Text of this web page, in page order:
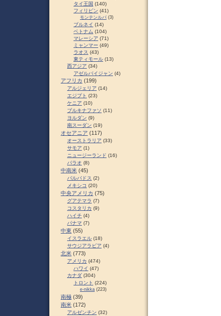
タイ王国 (140)
フィリピン (41)
モンテンルパ (3)
ブルネイ (14)
ベトナム (104)
マレーシア (71)
ミャンマー (49)
ラオス (43)
東ティモール (13)
西アジア (34)
アゼルバイジャン (4)
アフリカ (199)
アルジェリア (14)
エジプト (23)
ケニア (10)
ブルキナファソ (11)
ヨルダン (9)
南スーダン (19)
オセアニア (117)
オーストラリア (33)
サモア (1)
ニュージーランド (16)
パラオ (8)
中南米 (45)
バルバドス (2)
メキシコ (20)
中央アメリカ (75)
グアテマラ (7)
コスタリカ (9)
ハイチ (4)
パナマ (7)
中東 (55)
イスラエル (18)
サウジアラビア (4)
北米 (773)
アメリカ (474)
ハワイ (47)
カナダ (304)
トロント (224)
e-nikka (223)
南極 (39)
南米 (172)
アルゼンチン (32)